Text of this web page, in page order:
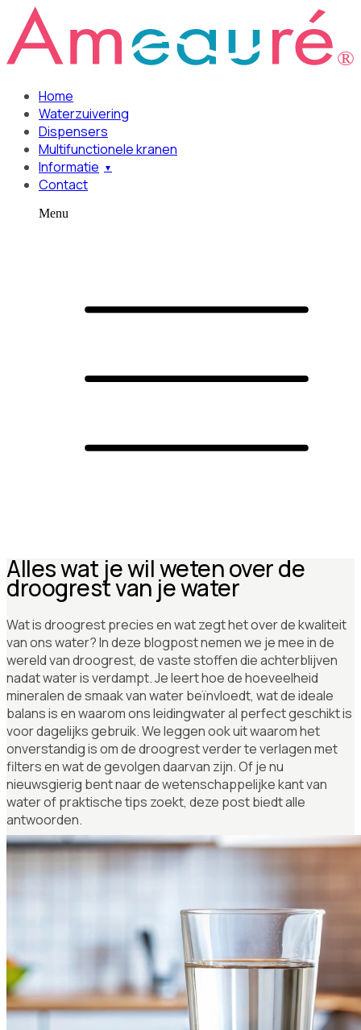
Home
Waterzuivering
Dispensers
Multifunctionele kranen
Informatie
Contact
Menu
Alles wat je wil weten over de
droogrest van je water
Wat is droogrest precies en wat zegt het over de kwaliteit
van ons water? In deze blogpost nemen we je mee in de
wereld van droogrest, de vaste stoffen die achterblijven
nadat water is verdampt. Je leert hoe de hoeveelheid
mineralen de smaak van water beïnvloedt, wat de ideale
balans is en waarom ons leidingwater al perfect geschikt is
voor dagelijks gebruik. We leggen ook uit waarom het
onverstandig is om de droogrest verder te verlagen met
filters en wat de gevolgen daarvan zijn. Of je nu
nieuwsgierig bent naar de wetenschappelijke kant van
water of praktische tips zoekt, deze post biedt alle
antwoorden.